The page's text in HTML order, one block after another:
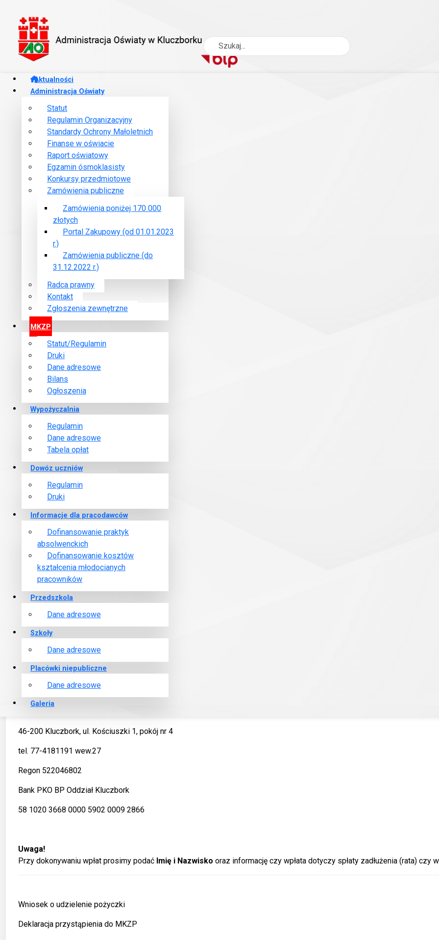
Szukaj
Aktualności
Administracja Oświaty
Statut
Regulamin Organizacyjny
Standardy Ochrony Małoletnich
Finanse w oświacie
Raport oświatowy
Egzamin ósmoklasisty
Konkursy przedmiotowe
Zamówienia publiczne
Zamówienia poniżej 170 000
złotych
Portal Zakupowy (od 01.01.2023
r.)
Zamówienia publiczne (do
31.12.2022 r.)
Radca prawny
Kontakt
Zgłoszenia zewnętrzne
MKZP
Statut/Regulamin
Druki
Dane adresowe
Bilans
Ogłoszenia
Wypożyczalnia
Regulamin
Dane adresowe
Tabela opłat
Dowóz uczniów
Regulamin
Druki
Informacje dla pracodawców
Dofinansowanie praktyk
absolwenckich
Dofinansowanie kosztów
kształcenia młodocianych
pracowników
Przedszkola
Dane adresowe
Szkoły
Dane adresowe
Placówki niepubliczne
Dane adresowe
Galeria
Jesteś tutaj:Administracja Oświaty w Kluczborku
MKZP
MKZP
Zarząd Międzyzakładowej Kasy Zapomogowo - Pożyczkowej przy Administracji Oświaty w Kluczborku zaprasza na
03-2026 r. o godz. 14:00 w dużej sali konferencyjnej Urzędu Miejskiego w Kluczborku, ul Katowicka 1.
Zarząd Międzyzakładowej Kasy Zapomogowo - Pożyczkowej przy Administracji Oświaty w Kluczborku zaprasza na
10-2025 r. o godz. 14:00 w dużej sali konferencyjnej Urzędu Miejskiego w Kluczborku, ul Katowicka 1.
10-2024 r. o godz. 13:00 w dużej sali konferencyjnej Urzędu Miejskiego w Kluczborku, ul Katowicka 1.
Bilans MKZP za 2025 rok
Bilans MKZP za 2024 rok
Bilans MKZP za 2023 rok
Bilans MKZP za 2022 rok
46-200 Kluczbork, ul. Kościuszki 1, pokój nr 4
tel. 77-4181191 wew.27
Regon 522046802
Bank PKO BP Oddział Kluczbork
58 1020 3668 0000 5902 0009 2866
Uwaga!
Przy dokonywaniu wpłat prosimy podać Imię i Nazwisko oraz informację czy wpłata dotyczy spłaty zadłużenia (rata) czy
Wniosek o udzielenie pożyczki
Deklaracja przystąpienia do MKZP